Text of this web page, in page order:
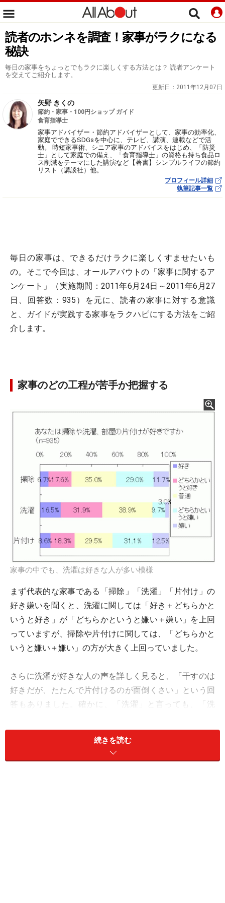
読者のホンネを調査！家事がラクになる
秘訣
毎日の家事をちょっとでもラクに楽しくする方法とは？ 読者アンケート
を交えてご紹介します。
更新日： 2011年12月07日
矢野 きくの
節約・家事・100円ショップ ガイド
食育指導士
家事アドバイザー・節約アドバイザーとして、家事の効率化、
家庭でできるSDGsを中心に、テレビ、講演、連載などで活
動。 時短家事術、シニア家事のアドバイスをはじめ、「防災
士」として家庭での備え、「食育指導士」の資格も持ち食品ロ
ス削減をテーマにした講演など【著書】シンプルライフの節約
リスト（講談社）他。
プロフィール詳細
執筆記事一覧
毎日の家事は、できるだけラクに楽しくすませたいも
の。そこで今回は、オールアバウトの「家事に関するア
ンケート」（実施期間：2011年6月24日～2011年6月27
日、回答数：935）を元に、読者の家事に対する意識
と、ガイドが実践する家事をラクハピにする方法をご紹
介します。
家事のどの工程が苦手か把握する
家事の中でも、洗濯は好きな人が多い模様
まず代表的な家事である「掃除」「洗濯」「片付け」の
好き嫌いを聞くと、洗濯に関しては「好き＋どちらかと
いうと好き」が「どちらかというと嫌い＋嫌い」を上回
っていますが、掃除や片付けに関しては、「どちらかと
いうと嫌い＋嫌い」の方が大きく上回っていました。
さらに洗濯が好きな人の声を詳しく見ると、「干すのは
好きだが、たたんで片付けるのが面倒くさい」という回
答もありました。確かに、「洗濯」と言っても、「洗
工程の作業は全く違いますよね。
このように、家事の工程を細かく見ると、苦手な工程と
続きを読む